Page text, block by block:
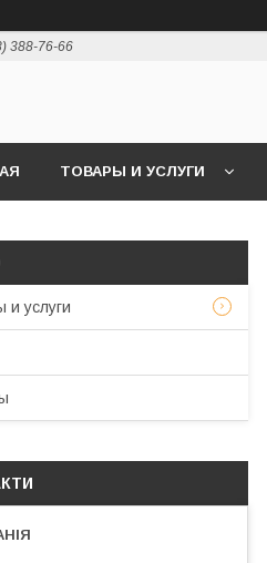
388-76-66
ТОВАРЫ И УСЛУГИ
и услуги